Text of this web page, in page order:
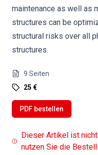
maintenance as well as
structures can be
structural risks over all
structures.
9 Seiten
25 €
PDF bestellen
Dieser Artikel ist
nutzen Sie die